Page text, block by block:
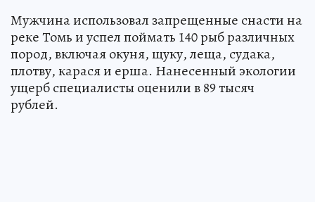
Мужчина использовал запрещенные снасти на
реке Томь и успел поймать 140 рыб различных
пород, включая окуня, щуку, леща, судака,
плотву, карася и ерша. Нанесенный экологии
ущерб специалисты оценили в 89 тысяч
рублей.